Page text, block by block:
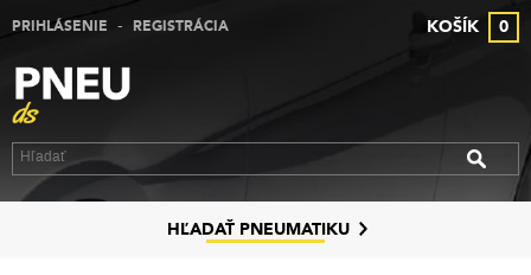
PRIHLÁSENIE - REGISTRÁCIA KOŠÍK 0
VÝPREDAJ PNEUMATÍK
VÝPREDAJ ALU DISKOV
VÝPREDAJ PLECHOVÝCH DISKOV
HĽADAŤ PNEUMATIKU